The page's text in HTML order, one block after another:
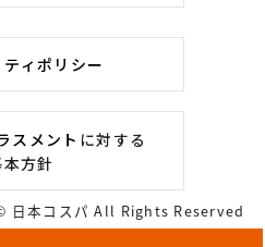
ィポリシー
スメント に対する
方針
日本コスパ All Rights Reserved